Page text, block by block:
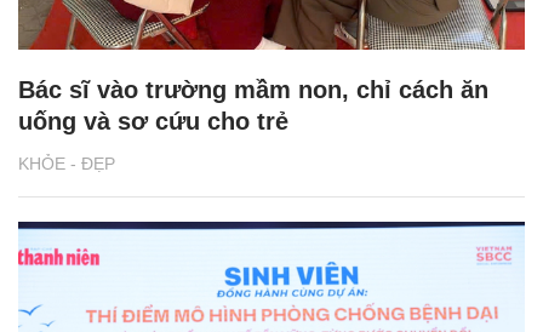
KHỎE - ĐẸP
Bác sĩ vào trường mầm non, chỉ cách ăn
uống và sơ cứu cho trẻ